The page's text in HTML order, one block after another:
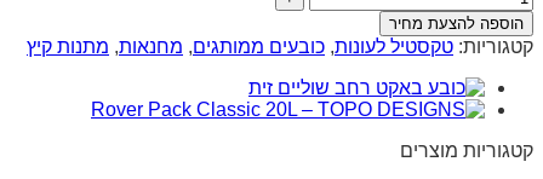
הוספה להצעת מחיר
קטגוריות: טקסטיל לעונות, כובעים ממותגים, מחנאות, מתנות קיץ
קטגוריות מוצרים